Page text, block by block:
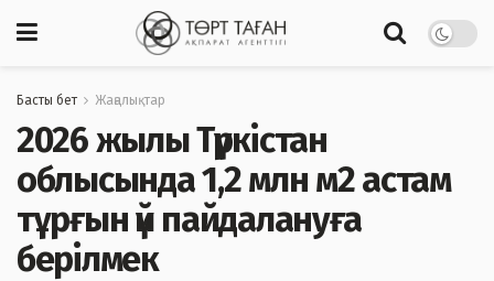
Басты бет Жаңалықтар
2026 жылы Түркістан
облысында 1,2 млн м2 астам
тұрғын үй пайдалануға
берілмек